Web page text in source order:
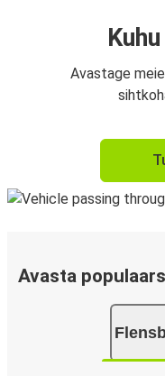
Avastage
Avasta